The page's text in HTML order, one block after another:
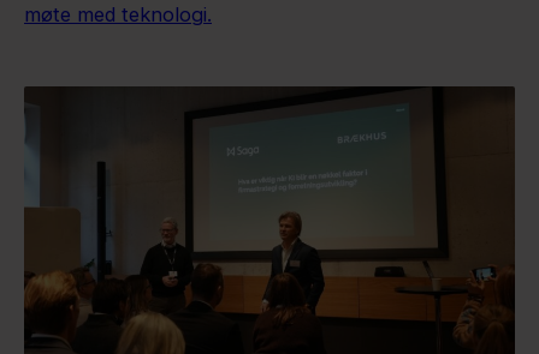
møte med teknologi.